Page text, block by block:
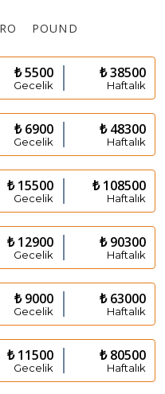
POUND
₺ 5500
Gecelik
₺ 38500
Haftalık
₺ 6900
Gecelik
₺ 48300
Haftalık
₺ 15500
Gecelik
₺ 108500
Haftalık
₺ 12900
Gecelik
₺ 90300
Haftalık
₺ 9000
Gecelik
₺ 63000
Haftalık
₺ 11500
Gecelik
₺ 80500
Haftalık